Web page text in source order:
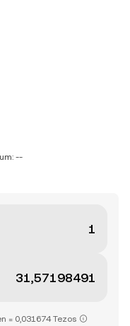
--
= 0,031674 Tezos